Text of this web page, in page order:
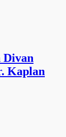
Divan
Kaplan